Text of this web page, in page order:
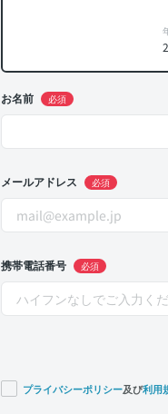
お名前 必須
メールアドレス 必須
携帯電話番号 必須
プライバシーポリシー及び利用